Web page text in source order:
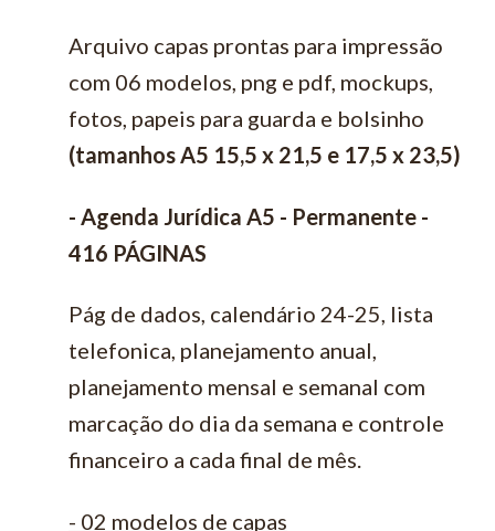
Arquivo capas prontas para impressão
com 06 modelos, png e pdf, mockups,
fotos, papeis para guarda e bolsinho
(tamanhos A5 15,5 x 21,5 e 17,5 x 23,5)
- Agenda Jurídica A5 - Permanente -
416 PÁGINAS
Pág de dados, calendário 24-25, lista
telefonica, planejamento anual,
planejamento mensal e semanal com
marcação do dia da semana e controle
financeiro a cada final de mês.
- 02 modelos de capas